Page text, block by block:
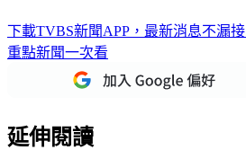
下載TVBS新聞APP，最新消息不漏接
重點新聞一次看
延伸閱讀